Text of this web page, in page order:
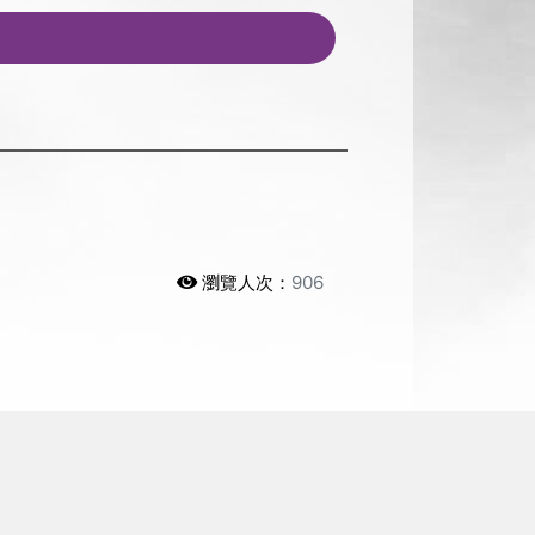
瀏覽人次： 906